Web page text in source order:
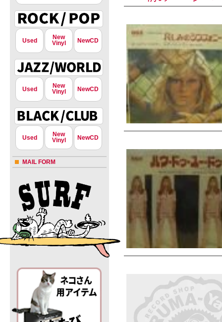
Used
New
Vinyl
NewCD
Used
New
Vinyl
NewCD
Used
New
Vinyl
NewCD
MAIL FORM